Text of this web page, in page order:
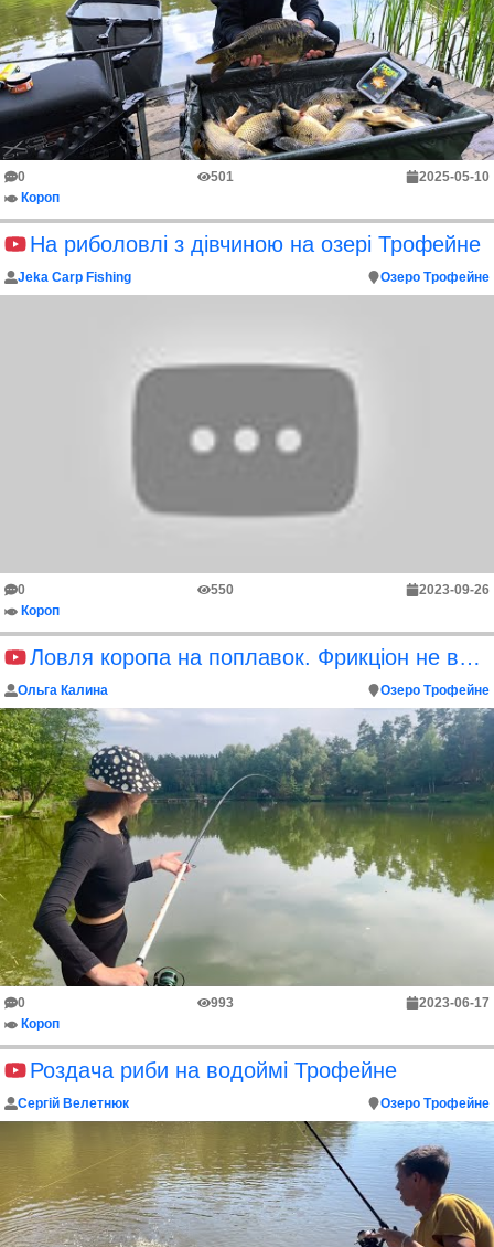
0 501
2025-05-10
Короп
На риболовлі з дівчиною на озері Трофейне
Jeka Carp Fishing Озеро Трофейне
0 550
2023-09-26
Короп
Ловля коропа на поплавок. Фрикціон не витримує такого бою
Ольга Калина Озеро Трофейне
0 993
2023-06-17
Короп
Роздача риби на водоймі Трофейне
Сергій Велетнюк Озеро Трофейне